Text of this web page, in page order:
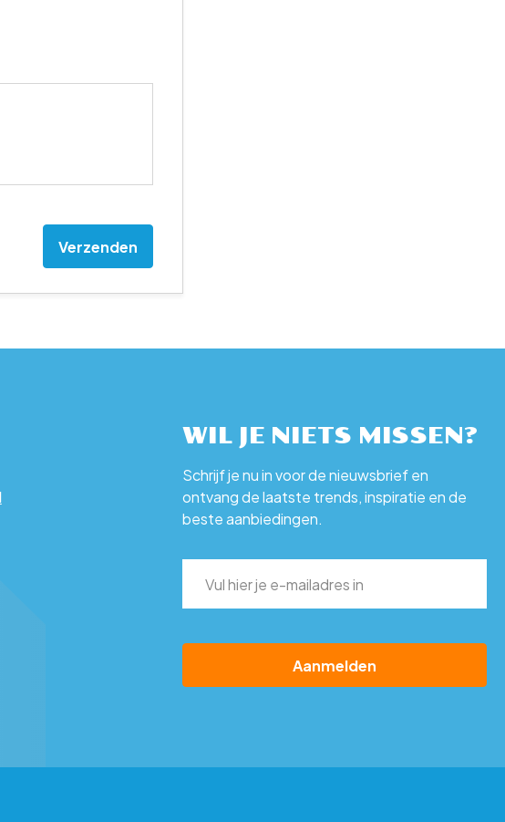
WIL JE NIETS MISSEN?
Schrijf je nu in voor de nieuwsbrief en
ontvang de laatste trends, inspiratie en de
beste aanbiedingen.
mailadres
(Vereist)